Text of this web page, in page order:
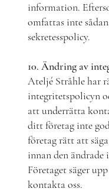
information.
omfattas inte
sekretesspolicy.
10. Ändring av
Ateljé Stråhle har
integritetspolicyn
att underrätta
ditt företag inte
företag rätt att
innan den
Företaget säger
kontakta oss.